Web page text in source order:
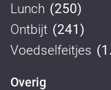
Lunch (250)
Ontbijt (241)
Voedselfeitjes
Overig